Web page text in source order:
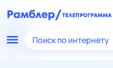
Поиск по интернету